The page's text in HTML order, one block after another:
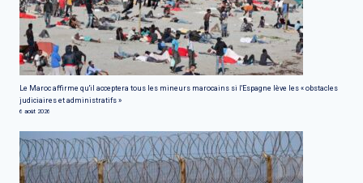
Le Maroc affirme qu'il acceptera tous les mineurs marocains si l'Espagne lève les « obstacles
judiciaires et administratifs »
6 août 2026